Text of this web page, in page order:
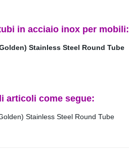
in acciaio inox per mobili:
articoli come segue: